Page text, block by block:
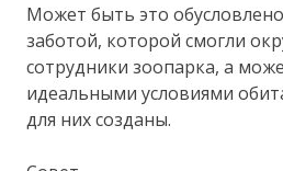
Может быть это
заботой, которой смогли
сотрудники зоопарка, а
идеальными условиями
для них созданы.